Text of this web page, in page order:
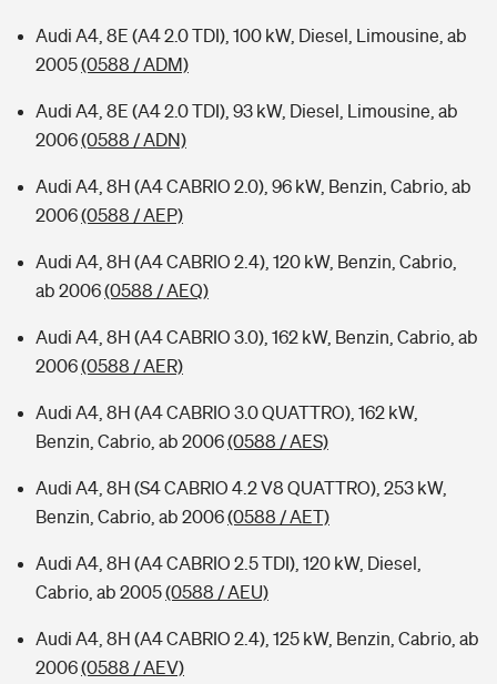
Audi A4, 8E (A4 2.0 TDI), 100 kW, Diesel, Limousine, ab
2005(0588 / ADM)
Audi A4, 8E (A4 2.0 TDI), 93 kW, Diesel, Limousine, ab
2006(0588 / ADN)
Audi A4, 8H (A4 CABRIO 2.0), 96 kW, Benzin, Cabrio, ab
2006(0588 / AEP)
Audi A4, 8H (A4 CABRIO 2.4), 120 kW, Benzin, Cabrio,
ab 2006(0588 / AEQ)
Audi A4, 8H (A4 CABRIO 3.0), 162 kW, Benzin, Cabrio, ab
2006(0588 / AER)
Audi A4, 8H (A4 CABRIO 3.0 QUATTRO), 162 kW,
Benzin, Cabrio, ab 2006(0588 / AES)
Audi A4, 8H (S4 CABRIO 4.2 V8 QUATTRO), 253 kW,
Benzin, Cabrio, ab 2006(0588 / AET)
Audi A4, 8H (A4 CABRIO 2.5 TDI), 120 kW, Diesel,
Cabrio, ab 2005(0588 / AEU)
Audi A4, 8H (A4 CABRIO 2.4), 125 kW, Benzin, Cabrio, ab
2006(0588 / AEV)